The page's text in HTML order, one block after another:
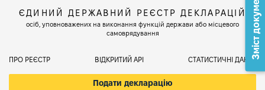
ЄДИНИЙ ДЕРЖАВНИЙ РЕЄСТР ДЕКЛАРАЦІЙ
осіб, уповноважених на виконання функцій держави або місцевого
самоврядування
ПРО РЕЄСТР ВІДКРИТИЙ АРІ СТАТИСТИЧНІ ДАНІ
Подати декларацію
Зміст документа